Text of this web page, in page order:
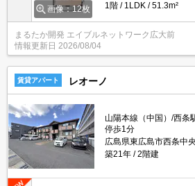
画像：12枚
1階
1LDK 51.3m²
まるたか開発 エイブルネットワーク広大前
情報更新日 2026/08/04
賃貸アパート レオーノ
山陽本線（中国）/西
停歩1分
広島県東広島市西条中
築21年
2階建